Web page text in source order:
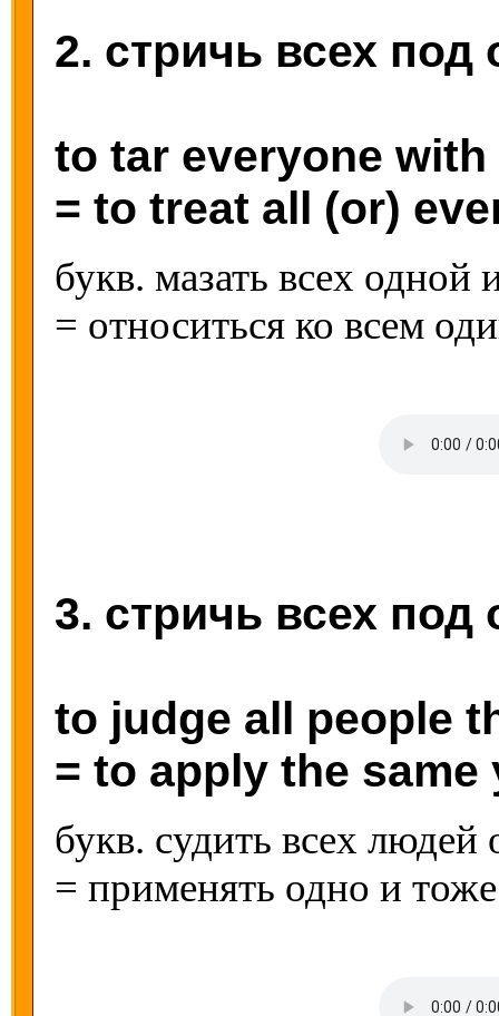
2. стричь всех под
to tar everyone
= to treat all (or)
букв. мазать всех
= относиться ко всем
3. стричь всех под
to judge all people
= to apply the
букв. судить всех людей
= применять одно и